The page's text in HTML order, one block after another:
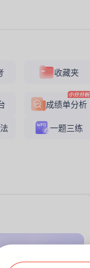
收藏夹
成绩单分析
一题三练